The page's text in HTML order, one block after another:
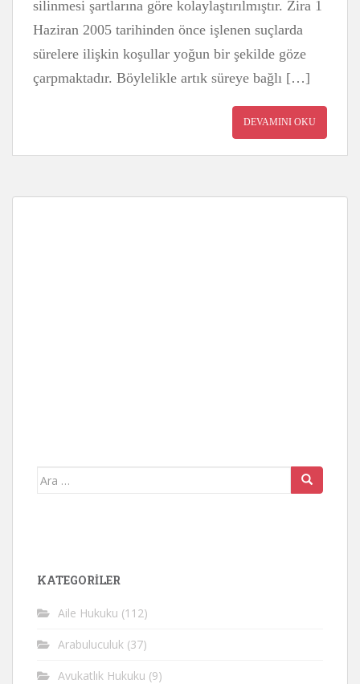
silinmesi şartlarına göre kolaylaştırılmıştır. Zira 1
Haziran 2005 tarihinden önce işlenen suçlarda
sürelere ilişkin koşullar yoğun bir şekilde göze
çarpmaktadır. Böylelikle artık süreye bağlı […]
DEVAMINI OKU
Arama
KATEGORİLER
Aile Hukuku (112)
Arabuluculuk (37)
Avukatlık Hukuku (9)